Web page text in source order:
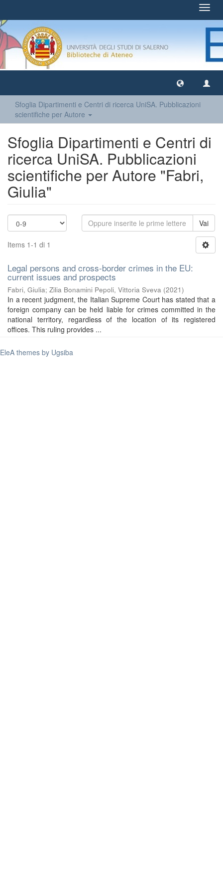
Sfoglia Dipartimenti e Centri di ricerca UniSA. Pubblicazioni
scientifiche per Autore
Sfoglia Dipartimenti e Centri di
ricerca UniSA. Pubblicazioni
scientifiche per Autore "Fabri,
Giulia"
Vai
Items 1-1 di 1
Legal persons and cross-border crimes in the EU:
current issues and prospects
Fabri, Giulia; Zilia Bonamini Pepoli, Vittoria Sveva (2021)
In a recent judgment, the Italian Supreme Court has stated that a
foreign company can be held liable for crimes committed in the
national territory, regardless of the location of its registered
offices. This ruling provides ...
EleA themes by Ugsiba